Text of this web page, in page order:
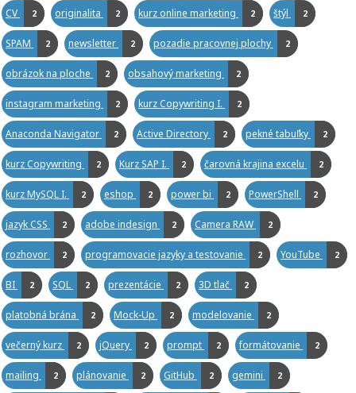
CV 2 originalita 2 kurz online marketing 2 štýl 2
SPAM 2 newsletter 2 pozadie pracovnej plochy 2
obrázok na ploche 2 obsahový marketing 2
instagram marketing 2 kurz Copywriting I. 2
Anaconda Navigator 2 Active Directory 2 pekné tabuľky 2
kurz Copywriting 2 Kurz SAP I. 2 čarovná krajina excelu 2
kurz MySQL I. 2 eshop 2 power bi 2 PowerShell 2
jazyk CSS 2 adobe indesign 2 Camera RAW 2
rozhovor 2 programovacie jazyky a testovanie 2 YouTube 2
BI 2 SQL 2 prezentácie 2 3D tlač 2
platobná brána 2 Mock-Up 2 modelovanie 2
večerný kurz 2 jQuery 2 prompt 2 formátovanie 2
mailing 2 plánovanie 2 GitHub 2 gemini 2